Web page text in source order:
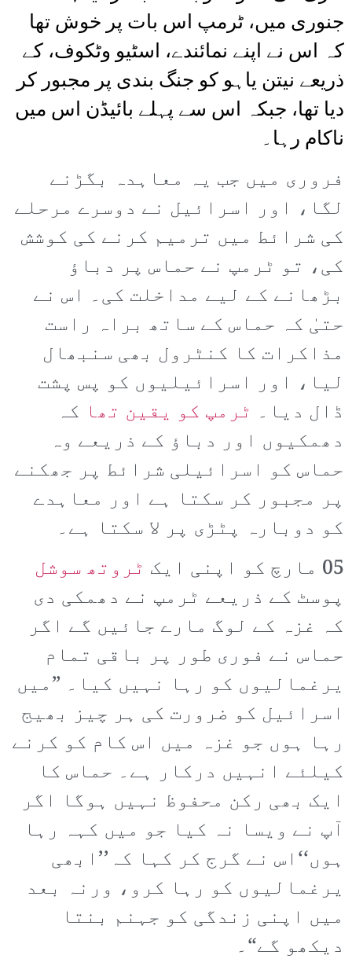
جنوری میں، ٹرمپ اس بات پر خوش تھا
کہ اس نے اپنے نمائندے، اسٹیو وٹکوف، کے
ذریعے نیتن یاہو کو جنگ بندی پر مجبور کر
دیا تھا، جبکہ اس سے پہلے بائیڈن اس میں
ناکام رہا۔
فروری میں جب یہ معاہدہ بگڑنے
لگا، اور اسرائیل نے دوسرے مرحلے
کی شرائط میں ترمیم کرنے کی کوشش
کی، تو ٹرمپ نے حماس پر دباؤ
بڑھانے کے لیے مداخلت کی۔ اس نے
حتیٰ کہ حماس کے ساتھ براہ راست
مذاکرات کا کنٹرول بھی سنبھال
لیا، اور اسرائیلیوں کو پس پشت
ڈال دیا۔ ٹرمپ کو یقین تھا کہ
دھمکیوں اور دباؤ کے ذریعے وہ
حماس کو اسرائیلی شرائط پر جھکنے
پر مجبور کر سکتا ہے اور معاہدے
کو دوبارہ پٹڑی پر لا سکتا ہے۔
05 مارچ کو اپنی ایک
ٹروتھ سوشل
پوسٹ کے ذریعے ٹرمپ نے دھمکی دی
کہ غزہ کے لوگ مارے جائیں گے اگر
حماس نے فوری طور پر باقی تمام
یرغمالیوں کو رہا نہیں کیا۔ ”میں
اسرائیل کو ضرورت کی ہر چیز بھیج
رہا ہوں جو غزہ میں اس کام کو کرنے
کیلئے انہیں درکار ہے۔ حماس کا
ایک بھی رکن محفوظ نہیں ہوگا اگر
آپ نے ویسا نہ کیا جو میں کہہ رہا
ہوں‘‘اس نے گرج کر کہا کہ’’ابھی
یرغمالیوں کو رہا کرو، ورنہ بعد
میں اپنی زندگی کو جہنم بنتا
دیکھو گے“۔